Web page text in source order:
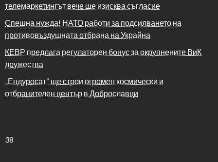
телемаркетингът вече ще изисква съгласие
Спешна нужда! НАТО работи за подсилването на
противовъздушната отбрана на Украйна
КЕВР предлага регулаторен бонус за окрупнените ВиК
дружества
„Ендуросат“ ще строи огромен космически и
отбранителен център в Доброславци
38